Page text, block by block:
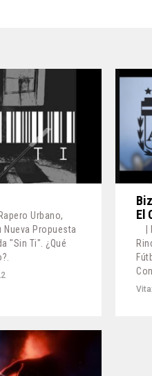
Urbano,
Nueva Propuesta
"Sin Ti". ¿Qué
El